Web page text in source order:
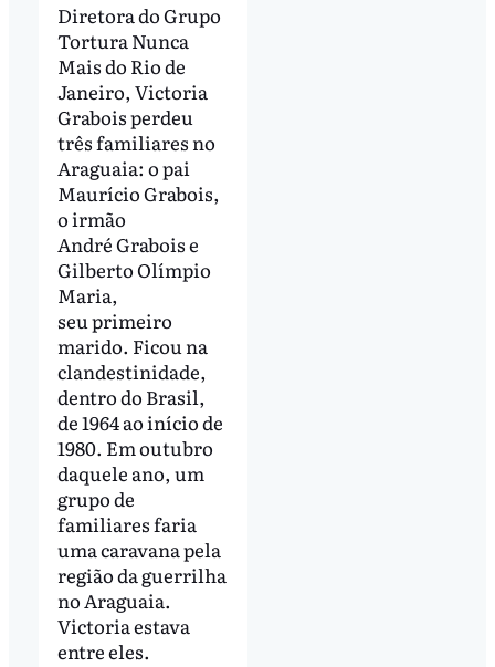
Diretora do Grupo
Tortura Nunca
Mais do Rio de
Janeiro, Victoria
Grabois perdeu
três familiares no
Araguaia: o pai
Maurício Grabois,
o irmão
André Grabois e
Gilberto Olímpio
Maria,
seu primeiro
marido. Ficou na
clandestinidade,
dentro do Brasil,
de 1964 ao início de
1980. Em outubro
daquele ano, um
grupo de
familiares faria
uma caravana pela
região da guerrilha
no Araguaia.
Victoria estava
entre eles.